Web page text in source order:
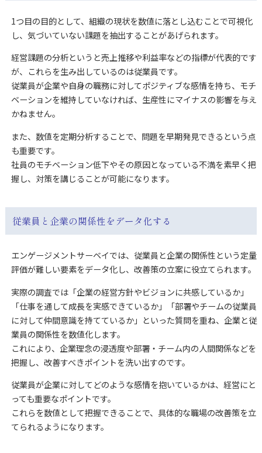
1つ目の目的として、組織の現状を数値に落とし込むことで可視化
し、気づいていない課題を抽出することがあげられます。
経営課題の分析というと売上推移や利益率などの指標が代表的です
が、これらを生み出しているのは従業員です。
従業員が企業や自身の職務に対してポジティブな感情を持ち、モチ
ベーションを維持していなければ、生産性にマイナスの影響を与え
かねません。
また、数値を定期分析することで、問題を早期発見できるという点
も重要です。
社員のモチベーション低下やその原因となっている不満を素早く把
握し、対策を講じることが可能になります。
従業員と企業の関係性をデータ化する
エンゲージメントサーベイでは、従業員と企業の関係性という定量
評価が難しい要素をデータ化し、改善策の立案に役立てられます。
実際の調査では「企業の経営方針やビジョンに共感しているか」
「仕事を通して成長を実感できているか」「部署やチームの従業員
に対して仲間意識を持てているか」といった質問を重ね、企業と従
業員の関係性を数値化します。
これにより、企業理念の浸透度や部署・チーム内の人間関係などを
把握し、改善すべきポイントを洗い出すのです。
従業員が企業に対してどのような感情を抱いているかは、経営にと
っても重要なポイントです。
これらを数値として把握できることで、具体的な職場の改善策を立
てられるようになります。